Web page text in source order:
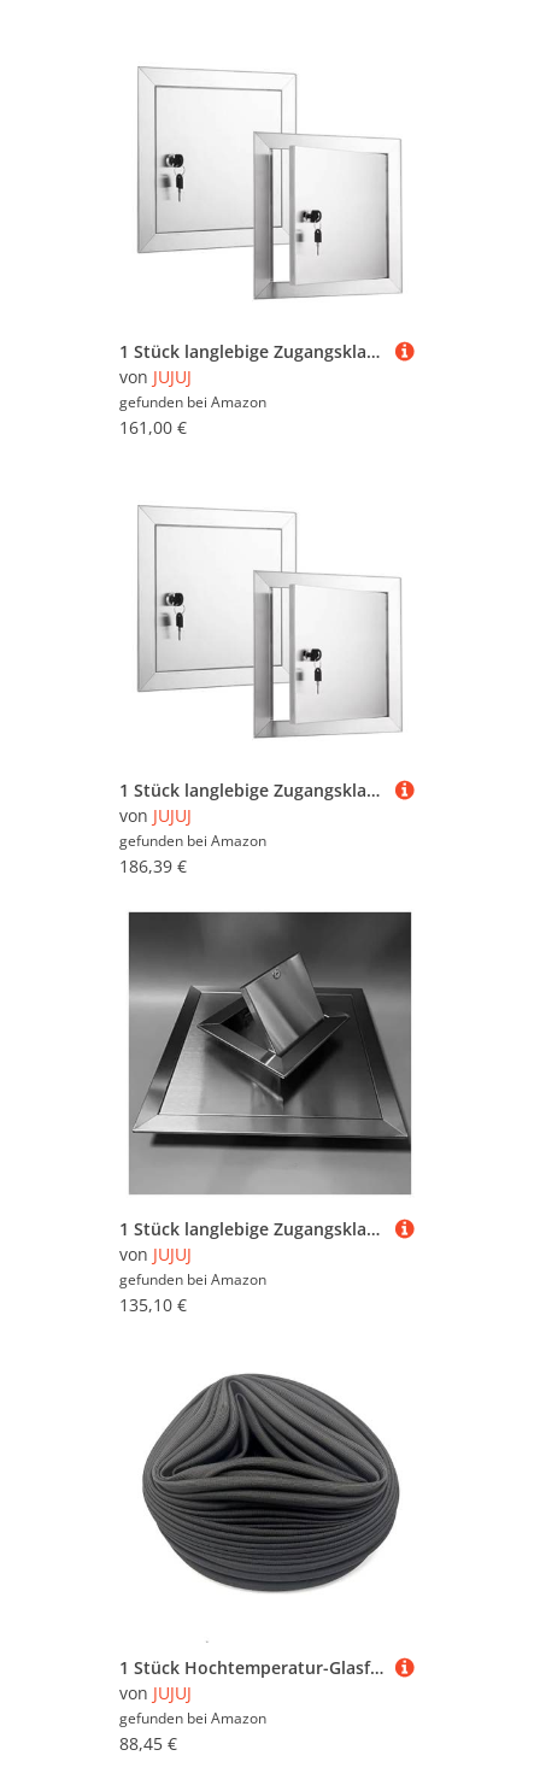
1 Stück langlebige Zugangsklappe aus Edelstahl – wasserdichte Inspektionstür for einfache Wartung | Drehverschluss(16x18inch)
von JUJUJ
gefunden bei Amazon
161,00 €
1 Stück langlebige Zugangsklappe aus Edelstahl – wasserdichte Inspektionstür for einfache Wartung | Drehverschluss(18x20inch)
von JUJUJ
gefunden bei Amazon
186,39 €
1 Stück langlebige Zugangsklappe aus Edelstahl mit Drehverschluss | Einfach zu installierende Inspektionstür for die Wartung(14x14in)
von JUJUJ
gefunden bei Amazon
135,10 €
1 Stück Hochtemperatur-Glasfaser-Geflechtschlauch, 20 m – 600 °C, Isolierhülle for Kabel, Drähte und den Einsatz im Automobilbereich – 1–30 mm(6mm)
von JUJUJ
gefunden bei Amazon
88,45 €